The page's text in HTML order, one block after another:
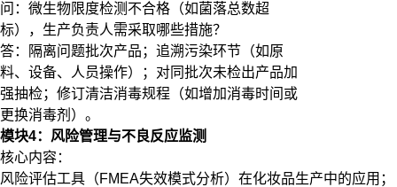
问：微生物限度检测不合格（如菌落总数超
标），生产负责人需采取哪些措施？
答：隔离问题批次产品；追溯污染环节（如原
料、设备、人员操作）；对同批次未检出产品加
强抽检；修订清洁消毒规程（如增加消毒时间或
更换消毒剂）。
模块4：风险管理与不良反应监测
​​核心内容​​：
风险评估工具（FMEA失效模式分析）在化妆品生产中的应用；